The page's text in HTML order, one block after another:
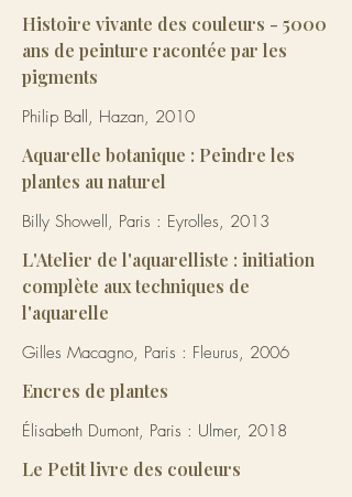
Histoire vivante des couleurs - 5000
ans de peinture racontée par les
pigments
Philip Ball, Hazan, 2010
Aquarelle botanique : Peindre les
plantes au naturel
Billy Showell, Paris : Eyrolles, 2013
L'Atelier de l'aquarelliste : initiation
complète aux techniques de
l'aquarelle
Gilles Macagno, Paris : Fleurus, 2006
Encres de plantes
Élisabeth Dumont, Paris : Ulmer, 2018
Le Petit livre des couleurs